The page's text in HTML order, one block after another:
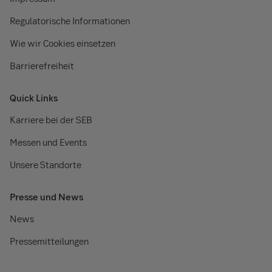
Regulatorische Informationen
Wie wir Cookies einsetzen
Barrierefreiheit
Quick Links
Karriere bei der SEB
Messen und Events
Unsere Standorte
Presse und News
News
Pressemitteilungen